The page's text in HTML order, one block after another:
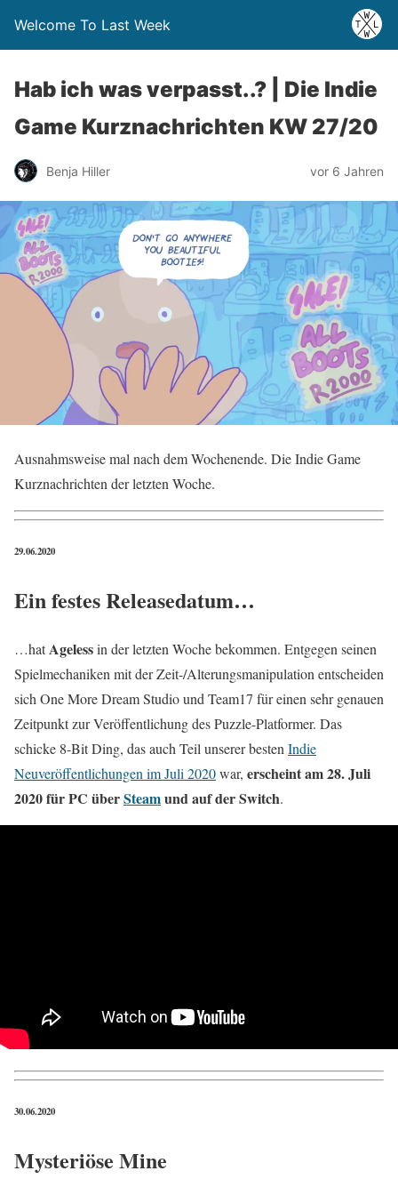
Welcome To Last Week
Hab ich was verpasst..? | Die Indie
Game Kurznachrichten KW 27/20
Benja Hiller vor 6 Jahren
Ausnahmsweise mal nach dem Wochenende. Die Indie Game
Kurznachrichten der letzten Woche.
29.06.2020
Ein festes Releasedatum…
…hatAgelessin der letzten Woche bekommen. Entgegen seinen
Spielmechaniken mit der Zeit-/Alterungsmanipulation entscheiden
sich One More Dream Studio und Team17 für einen sehr genauen
Zeitpunkt zur Veröffentlichung des Puzzle-Platformer. Das
schicke 8-Bit Ding, das auch Teil unserer besten Indie
Neuveröffentlichungen im Juli 2020war, erscheint am 28. Juli
2020 für PC überSteamund auf der Switch.
30.06.2020
Mysteriöse Mine